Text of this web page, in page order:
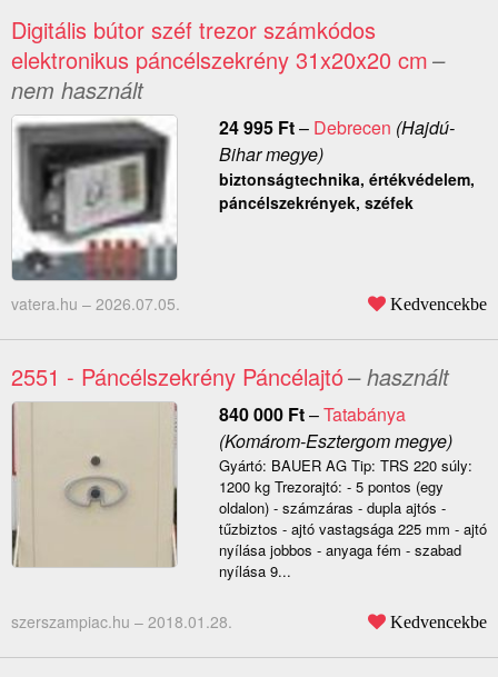
Digitális bútor széf trezor számkódos
elektronikus páncélszekrény 31x20x20 cm–
nem használt
24 995 Ft– Debrecen (Hajdú-
Bihar megye)
biztonságtechnika, értékvédelem,
páncélszekrények, széfek
vatera.hu – 2026.07.05. Kedvencekbe
2551 - Páncélszekrény Páncélajtó– használt
840 000 Ft–Tatabánya
(Komárom-Esztergom megye)
Gyártó: BAUER AG Tip: TRS 220 súly:
1200 kg Trezorajtó: - 5 pontos (egy
oldalon) - számzáras - dupla ajtós -
tűzbiztos - ajtó vastagsága 225 mm - ajtó
nyílása jobbos - anyaga fém - szabad
nyílása 9...
szerszampiac.hu – 2018.01.28. Kedvencekbe